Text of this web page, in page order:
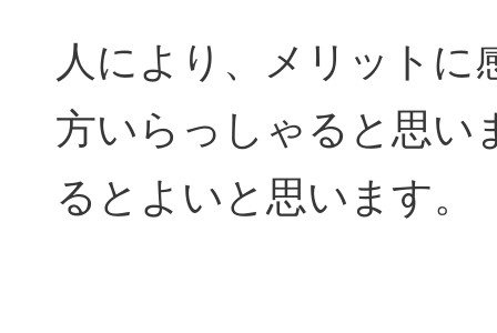
人により、メリット
方いらっしゃると思い
るとよいと思います。